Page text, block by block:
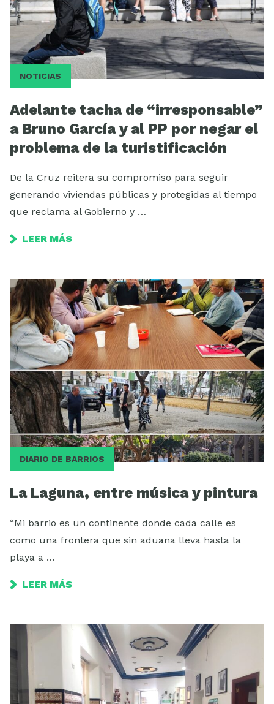
NOTICIAS
Adelante tacha de “irresponsable”
a Bruno García y al PP por negar el
problema de la turistificación
De la Cruz reitera su compromiso para seguir
generando viviendas públicas y protegidas al tiempo
que reclama al Gobierno y …
LEER MÁS
DIARIO DE BARRIOS
La Laguna, entre música y pintura
“Mi barrio es un continente donde cada calle es
como una frontera que sin aduana lleva hasta la
playa a …
LEER MÁS